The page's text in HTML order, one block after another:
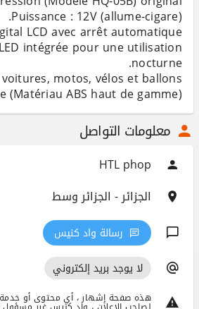
intégrée pour une utilisation
(Matériau ABS haut de gamme).
معلومات التواصل
HTL phop
الجزائر - الجزائر وسط
رسالة واد كنيس
لا يوجد بريد إلكتروني
هذه صفحة إشهار ، أي محتوى أو